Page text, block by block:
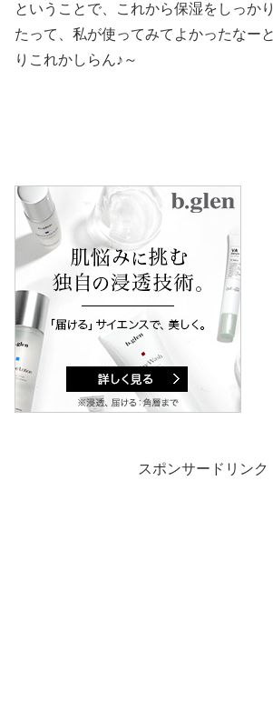
ということで、これから保湿をしっか
たって、私が使ってみてよかったなー
りこれかしらん♪～
スポンサードリンク